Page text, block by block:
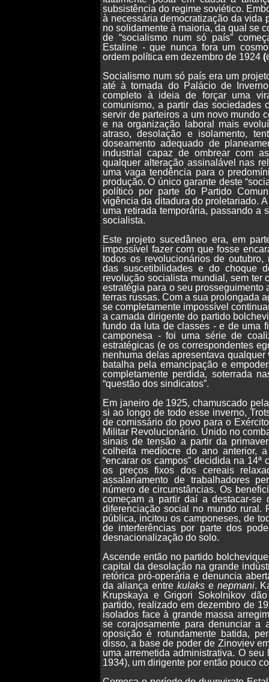
subsistência do regime soviético.
à necessária democratização da vida
no solidamente à maioria, da qual se
de “socialismo num só país”
Estaline - que nunca fora um
ordem política em dezembro de 1924 (
Socialismo num só país era um
até à tomada do Palácio de
completo à ideia de forçar uma
comunismo, a partir das sociedades
servir de parteiros a um novo mundo
e na organização laboral mais
atraso, desolação e isolamento,
doseamento adequado de
industrial capaz de ombrear com
qualquer alteração assinalável nas
uma vaga tendência para o
produção. O único garante deste
político por parte do Partido
vigência da ditadura do proletariado.
uma retirada temporária, passando a
socialista.
Este projeto sucedâneo era, em
impossível fazer com que fosse
todos os revolucionários de
das suscetibilidades e do choque
revolução socialista mundial, sem ter
estratégia para o seu
terras russas. Com a sua prolongada
se completamente impossível
a camada dirigente do partido
fundo da luta de classes - e de uma
camponesa - foi uma série de
estratégicas (e os correspondentes
nenhuma delas apresentava
batalha pela emancipação e
completamente perdida, soterrada
“questão dos sindicatos”.
Em janeiro de 1925, chamuscado
si ao longo de todo esse inverno,
de comissário do povo para o
Militar Revolucionário. Unido no
sinais de tensão a partir da
colheita medíocre do ano anterior,
“encarar os campos” decidida na
os preços fixos dos cereais
assalariamento de trabalhadores
número de circunstâncias. Os
começam a partir daí a destacar-se
diferenciação social no mundo rural.
pública, incitou os camponeses, de
de interferências por parte dos
desnacionalização do solo.
Ascende então no partido
capital da desolação na grande
retórica pró-operária e denuncia
da aliança entre kulaks enepmani.
Krupskaya e Grigori Sokolnikov
partido, realizado em dezembro de
isolados face à grande massa
se corajosamente para denunciar a
oposição é rotundamente batida,
disso, a base de poder de Zinoviev
uma arremetida administrativa. O
1934), um dirigente por então pouco